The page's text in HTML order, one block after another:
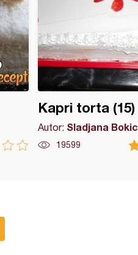
Kapri torta (15)
Autor: Sladjana Bokic
19599